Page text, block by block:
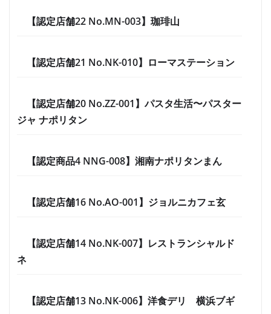
【認定店舗22 No.MN-003】珈琲山
【認定店舗21 No.NK-010】ローマステーション
【認定店舗20 No.ZZ-001】パスタ生活〜パスター
ジャ ナポリタン
【認定商品4 NNG-008】湘南ナポリタンまん
【認定店舗16 No.AO-001】ジョルニカフェ玄
【認定店舗14 No.NK-007】レストランシャルド
ネ
【認定店舗13 No.NK-006】洋食デリ 横浜ブギ